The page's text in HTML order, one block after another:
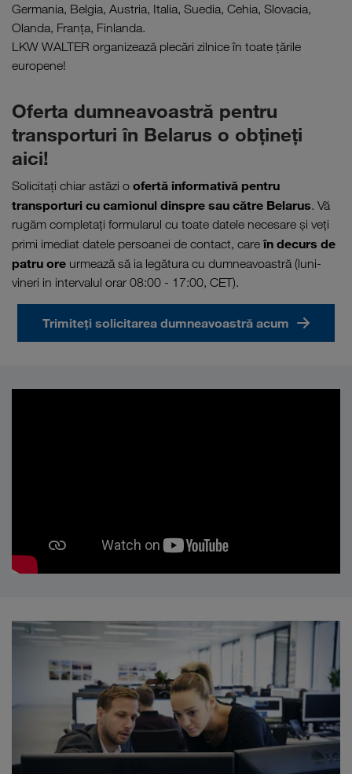
Germania, Belgia, Austria, Italia, Suedia, Cehia, Slovacia,
Olanda, Franţa, Finlanda.
LKW WALTER organizează plecări zilnice în toate țările
europene!
Oferta dumneavoastră pentru
transporturi în Belarus o obţineţi
aici!
Solicitaţi chiar astăzi o ofertă informativă pentru
transporturi cu camionul dinspre sau către Belarus. Vă
rugăm completați formularul cu toate datele necesare și veți
primi imediat datele persoanei de contact, careîn decurs de
patru ore urmează să ia legătura cu dumneavoastră (luni-
vineri in intervalul orar 08:00 - 17:00, CET).
Trimiteți solicitarea dumneavoastră acum